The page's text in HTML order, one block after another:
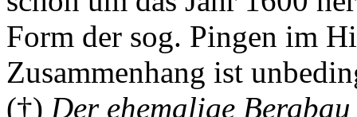
Form der sog. Pingen im
Zusammenhang ist
(†) Der ehemalige